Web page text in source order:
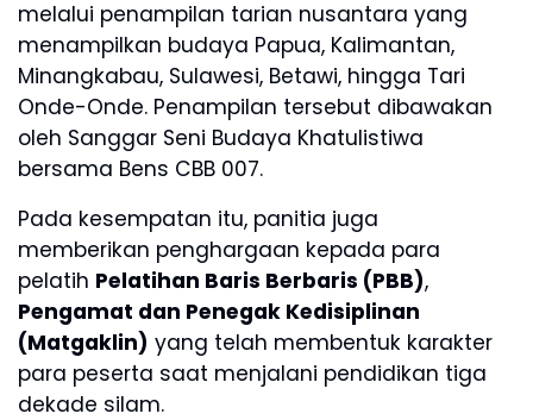
melalui penampilan tarian nusantara yang
menampilkan budaya Papua, Kalimantan,
Minangkabau, Sulawesi, Betawi, hingga Tari
Onde-Onde. Penampilan tersebut dibawakan
oleh Sanggar Seni Budaya Khatulistiwa
bersama Bens CBB 007.
Pada kesempatan itu, panitia juga
memberikan penghargaan kepada para
pelatih Pelatihan Baris Berbaris (PBB),
Pengamat dan Penegak Kedisiplinan
(Matgaklin) yang telah membentuk karakter
para peserta saat menjalani pendidikan tiga
dekade silam.